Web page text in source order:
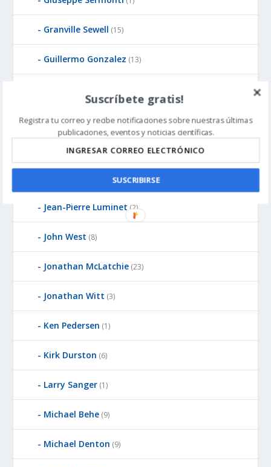
Granville Sewell (15)
Guillermo Gonzalez (13)
Howard Glicksman(8)
Howard Glicksman(5)
Jean-Pierre Luminet (2)
John West (8)
Jonathan McLatchie (23)
Jonathan Witt (3)
Ken Pedersen (1)
Kirk Durston (6)
Larry Sanger (1)
Michael Behe (9)
Michael Denton (9)
Suscríbete gratis!
Registra tu correo y recibe notificaciones sobre nuestras últimas
publicaciones, eventos y noticias científicas.
SUSCRIBIRSE